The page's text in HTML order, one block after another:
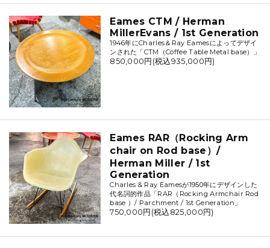
Eames CTM / Herman
MillerEvans / 1st Generation
1946年にCharles＆Ray Eamesによってデザイ
ンされた「CTM（Coffee Table Metal base）」
850,000円(税込935,000円)
Eames RAR（Rocking Arm
chair on Rod base）/
Herman Miller / 1st
Generation
Charles & Ray Eamesが1950年にデザインした
代名詞的作品「RAR（Rocking Armchair Rod
base ）/ Parchment / 1st Generation」
750,000円(税込825,000円)